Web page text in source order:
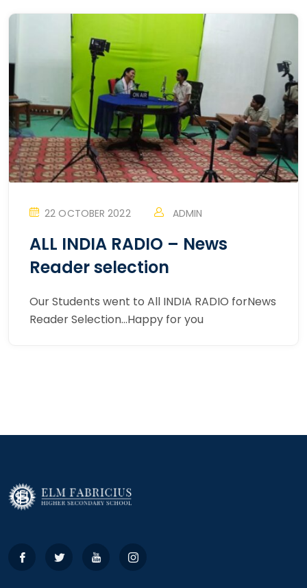
22 OCTOBER 2022 ADMIN
ALL INDIA RADIO – News
Reader selection
Our Students went to All INDIA RADIO forNews
Reader Selection…Happy for you